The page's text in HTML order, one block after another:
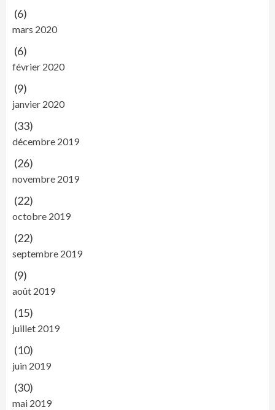
(6)
mars 2020
(6)
février 2020
(9)
janvier 2020
(33)
décembre 2019
(26)
novembre 2019
(22)
octobre 2019
(22)
septembre 2019
(9)
août 2019
(15)
juillet 2019
(10)
juin 2019
(30)
mai 2019